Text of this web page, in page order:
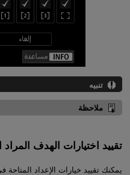
تنبيه
ملاحظة
تقييد اختيارات الهدف المراد
يمكنك تقييد خيارات الإعداد المتاحة